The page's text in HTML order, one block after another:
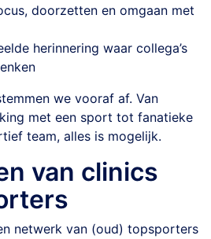
doorzetten en omgaan met
herinnering waar collega’s
we vooraf af. Van
met een sport tot fanatieke
team, alles is mogelijk.
van clinics
netwerk van (oud) topsporters